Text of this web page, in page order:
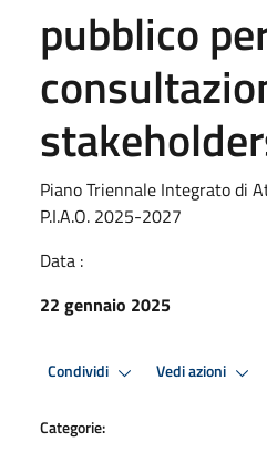
pubblico
Piano Triennale Integrato di
P.I.A.O. 2025-2027
Data :
22 gennaio 2025
Condividi Vedi azioni
Categorie: